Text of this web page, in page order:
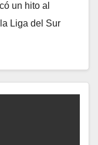
un hito al
Liga del Sur